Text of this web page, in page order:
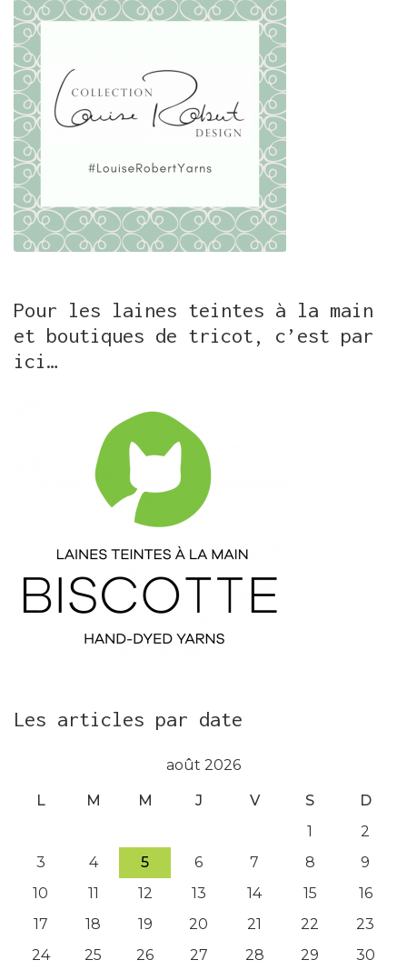
Pour les laines teintes à la main
et boutiques de tricot, c’est par
ici…
Les articles par date
août 2026
L M M J V S
D
1
2
3
4 5 6 7 8
9
10
11 12 13 14 15
16
17
18 19 20 21 22
23
24
25 26 27 28 29
30